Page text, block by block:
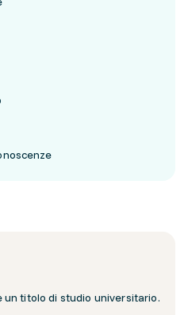
titolo di studio universitario.